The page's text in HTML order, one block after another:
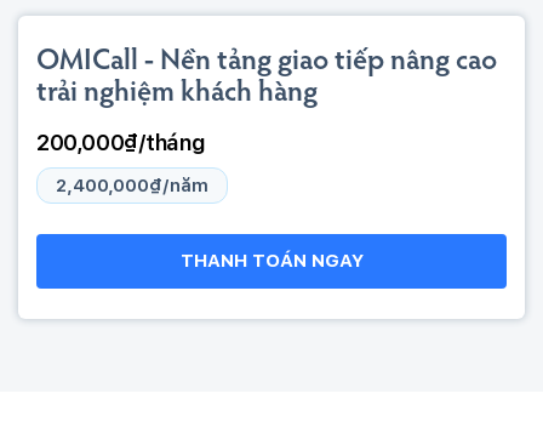
OMICall - Nền tảng giao tiếp nâng cao
trải nghiệm khách hàng
200,000₫/tháng
2,400,000₫/năm
THANH TOÁN NGAY